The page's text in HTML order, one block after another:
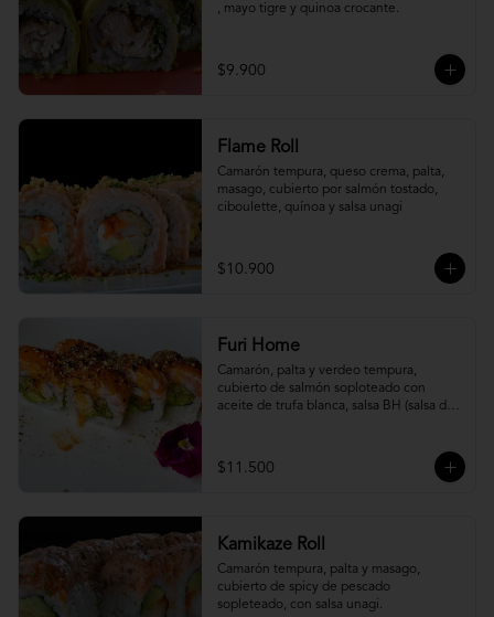
, mayo tigre y quinoa crocante.
$9.900
Flame Roll
Camarón tempura, queso crema, palta,
masago, cubierto por salmón tostado,
ciboulette, quínoa y salsa unagi
$10.900
Furi Home
Camarón, palta y verdeo tempura,
cubierto de salmón soploteado con
aceite de trufa blanca, salsa BH (salsa de
$11.500
Kamikaze Roll
Camarón tempura, palta y masago,
cubierto de spicy de pescado
sopleteado, con salsa unagi.